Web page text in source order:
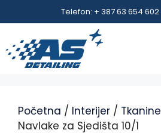
Telefon: + 387 63 654 602
Početna / Interijer / Tkanine
Navlake za Sjedišta 10/1